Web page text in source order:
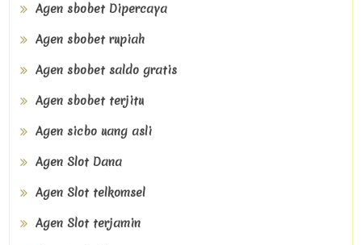
Agen sbobet Dipercaya
Agen sbobet rupiah
Agen sbobet saldo gratis
Agen sbobet terjitu
Agen sicbo uang asli
Agen Slot Dana
Agen Slot telkomsel
Agen Slot terjamin